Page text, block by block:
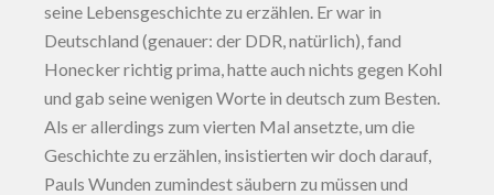
seine Lebensgeschichte zu erzählen. Er war in
Deutschland (genauer: der DDR, natürlich), fand
Honecker richtig prima, hatte auch nichts gegen Kohl
und gab seine wenigen Worte in deutsch zum Besten.
Als er allerdings zum vierten Mal ansetzte, um die
Geschichte zu erzählen, insistierten wir doch darauf,
Pauls Wunden zumindest säubern zu müssen und